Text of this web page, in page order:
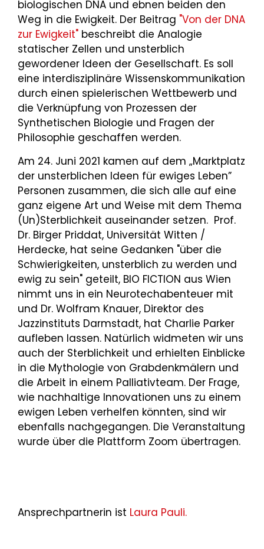
biologischen DNA und ebnen beiden den
Weg in die Ewigkeit. Der Beitrag "Von der DNA
zur Ewigkeit" beschreibt die Analogie
statischer Zellen und unsterblich
gewordener Ideen der Gesellschaft. Es soll
eine interdisziplinäre Wissenskommunikation
durch einen spielerischen Wettbewerb und
die Verknüpfung von Prozessen der
Synthetischen Biologie und Fragen der
Philosophie geschaffen werden.
Am 24. Juni 2021 kamen auf dem „Marktplatz
der unsterblichen Ideen für ewiges Leben”
Personen zusammen, die sich alle auf eine
ganz eigene Art und Weise mit dem Thema
(Un)Sterblichkeit auseinander setzen. Prof.
Dr. Birger Priddat, Universität Witten /
Herdecke, hat seine Gedanken "über die
Schwierigkeiten, unsterblich zu werden und
ewig zu sein" geteilt, BIO FICTION aus Wien
nimmt uns in ein Neurotechabenteuer mit
und Dr. Wolfram Knauer, Direktor des
Jazzinstituts Darmstadt, hat Charlie Parker
aufleben lassen. Natürlich widmeten wir uns
auch der Sterblichkeit und erhielten Einblicke
in die Mythologie von Grabdenkmälern und
die Arbeit in einem Palliativteam. Der Frage,
wie nachhaltige Innovationen uns zu einem
ewigen Leben verhelfen könnten, sind wir
ebenfalls nachgegangen. Die Veranstaltung
wurde über die Plattform Zoom übertragen.
Ansprechpartnerin ist Laura Pauli.